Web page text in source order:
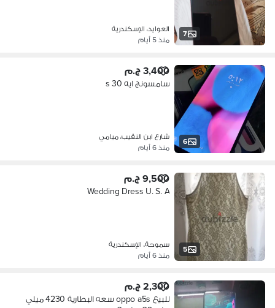
7
العوايد، الإسكندرية
منذ 5 أيام
6
3,400 ج.م
سامسونج ايه 30 s
شارع ابن النقيب، ميامي
منذ 6 أيام
5
9,500 ج.م
Wedding Dress U. S. A
سموحة، الإسكندرية
منذ 6 أيام
2,300 ج.م
للبيع oppo a5s سعه البطارية 4230 ميلي